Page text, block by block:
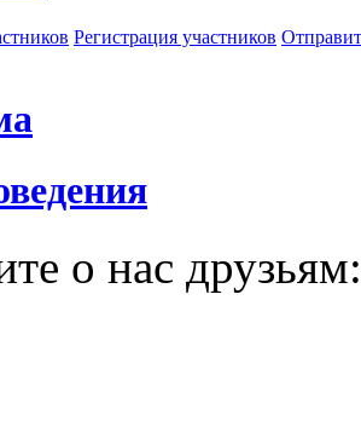
Регистрация участников
о нас друзьям: